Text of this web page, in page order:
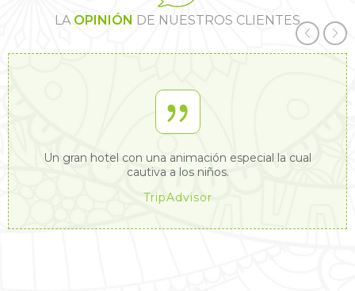
LA OPINIÓN DE NUESTROS CLIENTES
Un gran hotel con una animación especial la cual
cautiva a los niños.
TripAdvisor